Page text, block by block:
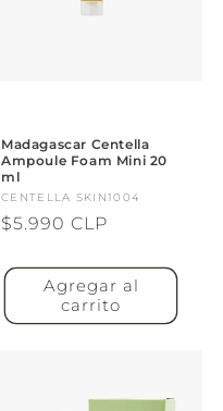
Madagascar Centella
Ampoule Foam Mini 20
ml
Proveedor:
CENTELLA SKIN1004
Precio
$5.990 CLP
Agregar al
carrito